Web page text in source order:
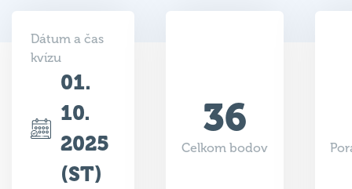
Dátum a čas
kvízu
01.
10.
2025
(ST)
36
Celkom bodov